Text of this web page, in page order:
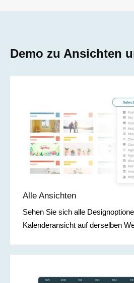
Demo zu Ansichten
Alle Ansichten
Sehen Sie sich alle
Kalenderansicht auf derselben